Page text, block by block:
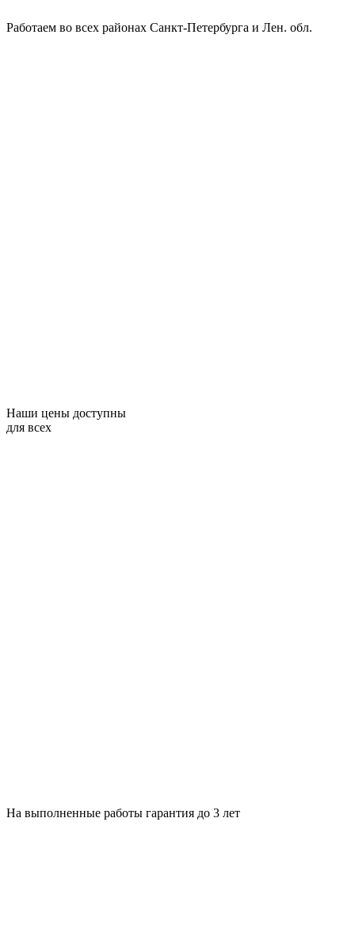
Работаем во всех районах Санкт-Петербурга и Лен. обл.
Наши цены доступны
для всех
На выполненные работы гарантия до 3 лет